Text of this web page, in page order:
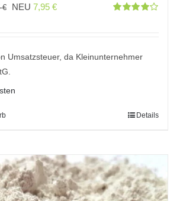
€
Ursprünglicher
9,95 €
NEU 7,95 €Aktueller
7,95 €.
Umsatzsteuer, da Kleinunternehmer
Details